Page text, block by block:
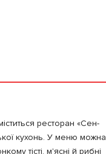
ресторан «Сен-
кухонь. У меню можна
тісті, м'ясні й рибні